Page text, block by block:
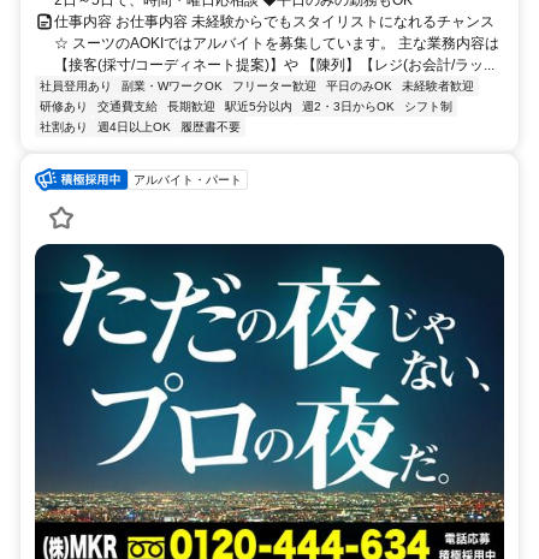
仕事内容 お仕事内容 未経験からでもスタイリストになれるチャンス
☆ スーツのAOKIではアルバイトを募集しています。 主な業務内容は
【接客(採寸/コーディネート提案)】や 【陳列】【レジ(お会計/ラッ...
社員登用あり 副業・WワークOK フリーター歓迎 平日のみOK
未経験者歓迎
研修あり
交通費支給 長期歓迎 駅近5分以内 週2・3日からOK
シフト制
社割あり
週4日以上OK 履歴書不要
アルバイト・パート